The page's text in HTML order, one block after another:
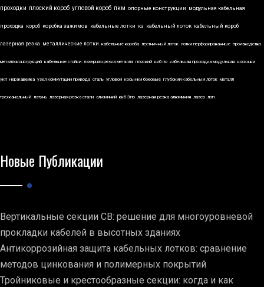
проходки плоский короб угловой короб пкм опорные конструкции модульная кабельная
проходка короб коробка зажимов кабельные лотки кз кабельный лоток кабельный короб
лазерная резка металлические лотки кабельные короба лестничный лоток лотки перфорированные производство
металлоконструкций кабельные стойки лазерная резка металла плоский ккб по кабельная проходка модульная косынки
укп нержавейка узел коммутации привода сталь угловой косынки боковые глубокий кабельный лоток металл
трехканальный латунь лазерная резка стали алюминий ккб 3по лазерная резка алюминия лазер лэп
Новые Публикации
Вертикальные секции СВ: решение для многоуровневой
прокладки кабелей в высотных зданиях
Антикоррозийная защита кабельных лотков: сравнение
методов цинкования и полимерных покрытий
Тройниковые и крестообразные секции: когда и как